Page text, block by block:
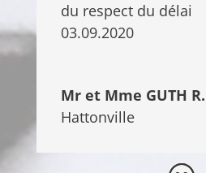
du respect du délai
03.09.2020
Mr et Mme GUTH R.
Hattonville